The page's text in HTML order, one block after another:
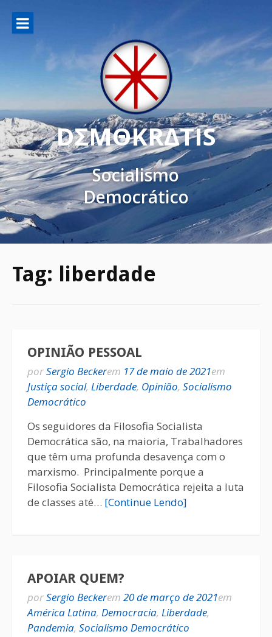
DΣMΘKRΔTIS
Socialismo
Democrático
Tag: liberdade
OPINIÃO PESSOAL
porSergio Beckerem 17 de maio de 2021em
Justiça social, Liberdade, Opinião, Socialismo
Democrático
Os seguidores da Filosofia Socialista
Democrática são, na maioria, Trabalhadores
que têm uma profunda desavença com o
marxismo. Principalmente porque a
Filosofia Socialista Democrática rejeita a luta
de classes até… [Continue Lendo]
APOIAR QUEM?
porSergio Beckerem 20 de março de 2021em
América Latina, Democracia, Liberdade,
Pandemia, Socialismo Democrático